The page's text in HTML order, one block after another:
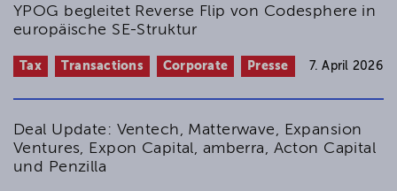
YPOG begleitet Reverse Flip von Codesphere in
europäische SE-Struktur
Tax Transactions Corporate Presse 7. April 2026
Deal Update: Ventech, Matterwave, Expansion
Ventures, Expon Capital, amberra, Acton Capital
und Penzilla